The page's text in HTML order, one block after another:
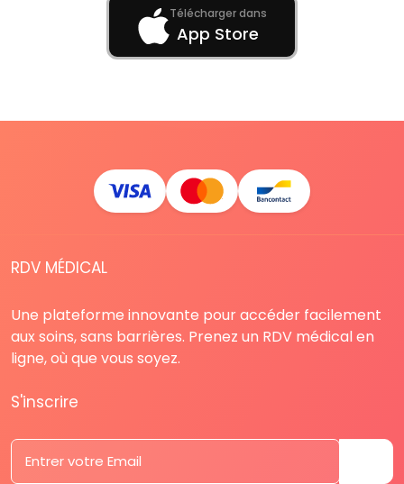
Télécharger dans
App Store
RDV MÉDICAL
Une plateforme innovante pour accéder facilement
aux soins, sans barrières. Prenez un RDV médical en
ligne, où que vous soyez.
S'inscrire